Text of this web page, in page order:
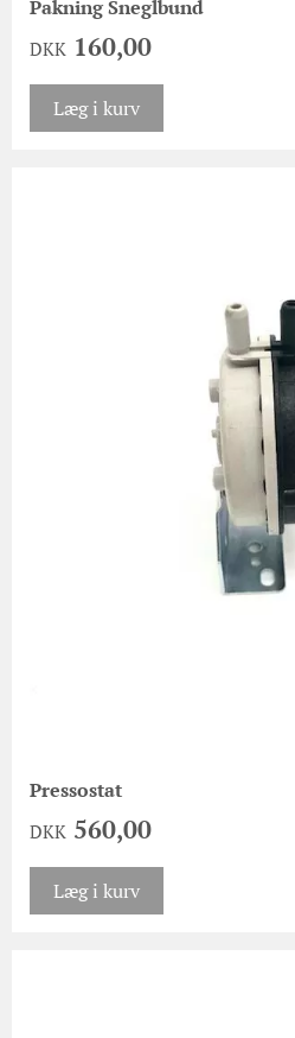
Pakning Sneglbund
DKK 160,00
Læg i kurv
Pressostat
DKK 560,00
Læg i kurv